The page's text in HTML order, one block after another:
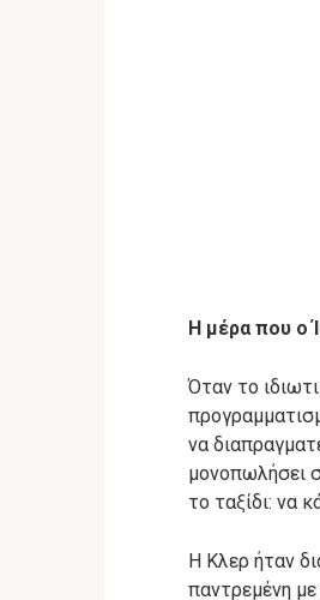
Η μέρα που ο
Όταν το
να
μονοπωλήσει
το ταξίδι: να
Η Κλερ ήταν
παντρεμένη με